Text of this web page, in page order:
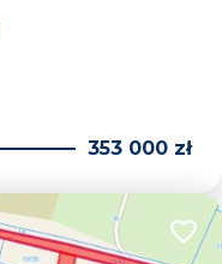
353 000 zł